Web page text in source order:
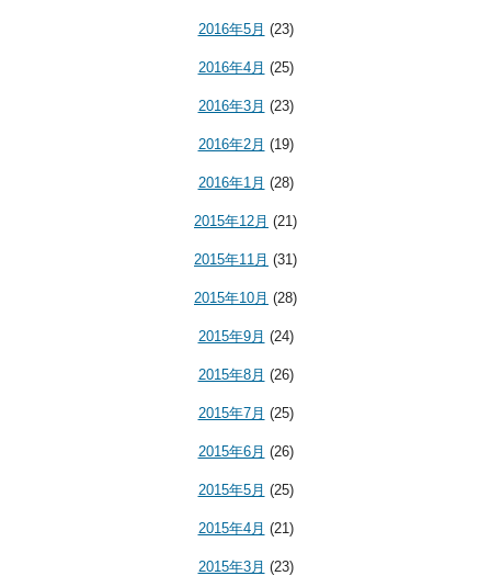
2016年5月 (23)
2016年4月 (25)
2016年3月 (23)
2016年2月 (19)
2016年1月 (28)
2015年12月 (21)
2015年11月 (31)
2015年10月 (28)
2015年9月 (24)
2015年8月 (26)
2015年7月 (25)
2015年6月 (26)
2015年5月 (25)
2015年4月 (21)
2015年3月 (23)